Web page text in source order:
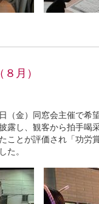
月）
（金）同窓会主催で
露し、観客から拍手
とが評価され「功
た。